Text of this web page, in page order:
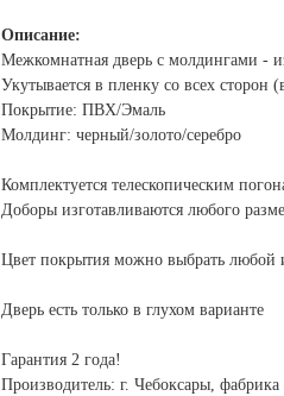
Описание:
Межкомнатная дверь с молдингами -
Укутывается в пленку со всех
Покрытие: ПВХ/Эмаль
Молдинг: черный/золото/серебро
Комплектуется телескопическим
Доборы изготавливаются любого
Цвет покрытия можно выбрать
Дверь есть только в глухом варианте
Гарантия 2 года!
Производитель: г. Чебоксары,